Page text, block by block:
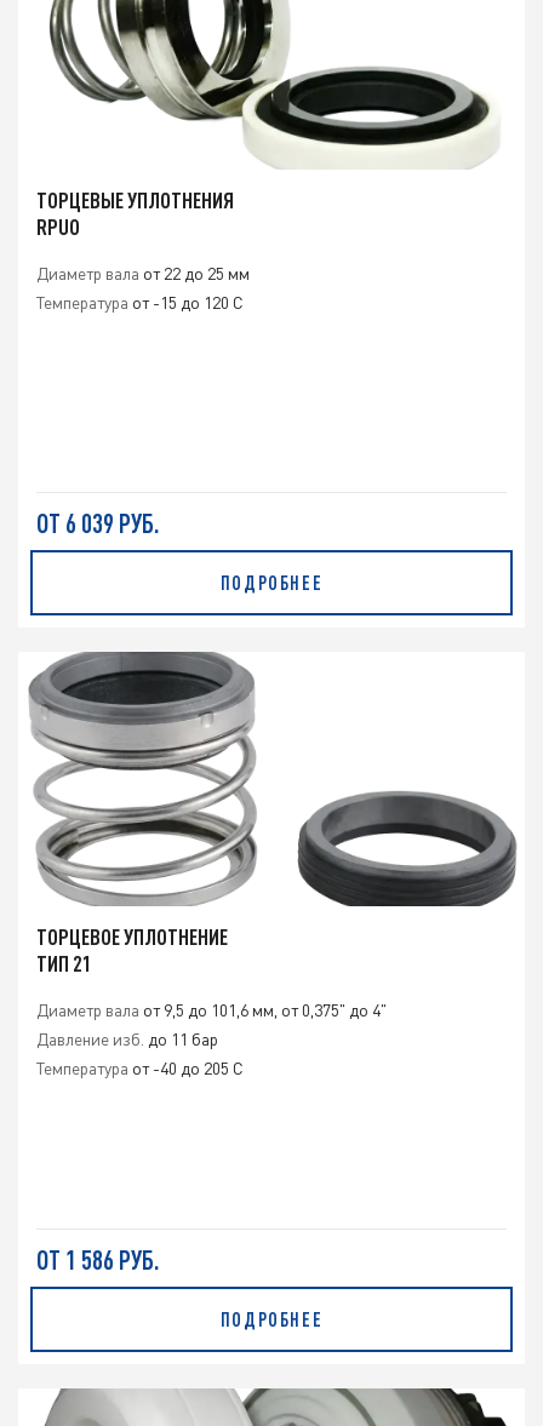
ТОРЦЕВЫЕ УПЛОТНЕНИЯ
RPUO
Диаметр вала от 22 до 25 мм
Температура от -15 до 120 C
ОТ 6 039 РУБ.
ПОДРОБНЕЕ
ТОРЦЕВОЕ УПЛОТНЕНИЕ
ТИП 21
Диаметр вала от 9,5 до 101,6 мм, от 0,375" до 4"
Давление изб. до 11 бар
Температура от -40 до 205 C
ОТ 1 586 РУБ.
ПОДРОБНЕЕ